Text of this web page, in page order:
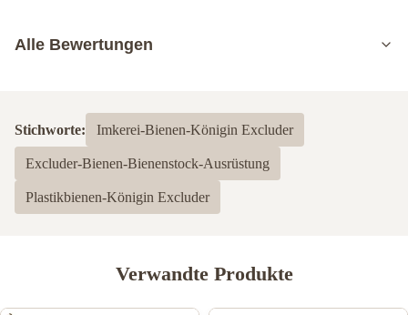
Alle Bewertungen
Basierend auf 50 jüngsten Bewertungen
5
Shawn Olson
Stichworte: Imkerei-Bienen-Königin Excluder
Excluder-Bienen-Bienenstock-Ausrüstung
Plastikbienen-Königin Excluder
Verwandte Produkte